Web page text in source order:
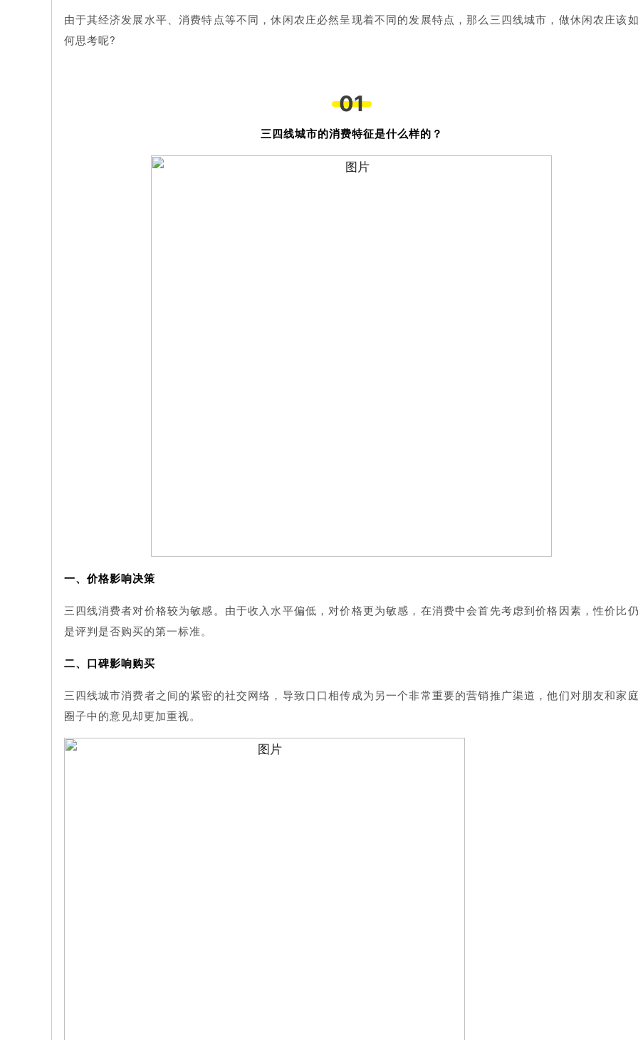
由于其经济发展水平、消费特点等不同，休闲农庄必然呈现着不同的发展特点，那么三四线城市，做休闲农庄该
何思考呢?
01
三四线城市的消费特征是什么样的？
一、价格影响决策
三四线消费者对价格较为敏感。由于收入水平偏低，对价格更为敏感，在消费中会首先考虑到价格因素，性价比
是评判是否购买的第一标准。
二、口碑影响购买
三四线城市消费者之间的紧密的社交网络，导致口口相传成为另一个非常重要的营销推广渠道，他们对朋友和家
圈子中的意见却更加重视。